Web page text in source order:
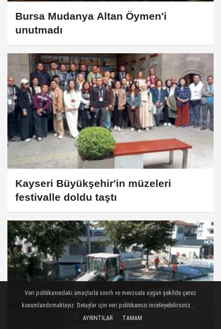
Bursa Mudanya Altan Öymen'i
unutmadı
Kayseri Büyükşehir'in müzeleri
festivalle doldu taştı
Veri politikasındaki amaçlarla sınırlı ve mevzuata uygun şekilde çerez
konumlandırmaktayız. Detaylar için veri politikamızı inceleyebilirsiniz...
AYRINTILAR
TAMAM